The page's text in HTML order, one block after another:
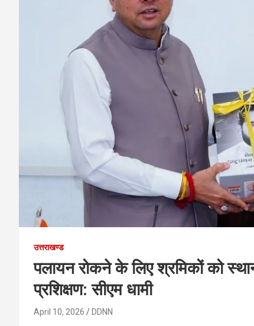
उत्तराखण्ड
पलायन रोकने के लिए श्रमिकों को
प्रशिक्षण: सीएम धामी
April 10, 2026 DDNN